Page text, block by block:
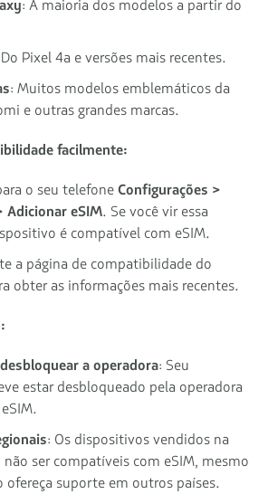
: A maioria dos modelos a partir do
Pixel 4a e versões mais recentes.
: Muitos modelos emblemáticos da
e outras grandes marcas.
facilmente:
o seu telefoneConfigurações >
Adicionar eSIM. Se você vir essa
é compatível com eSIM.
a página de compatibilidade do
obter as informações mais recentes.
a operadora: Seu
estar desbloqueado pela operadora
: Os dispositivos vendidos na
ser compatíveis com eSIM, mesmo
ofereça suporte em outros países.